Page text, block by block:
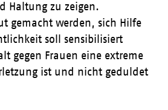
Haltung zu zeigen.
gemacht werden, sich Hilfe
soll sensibilisiert
gegen Frauen eine extreme
ist und nicht geduldet